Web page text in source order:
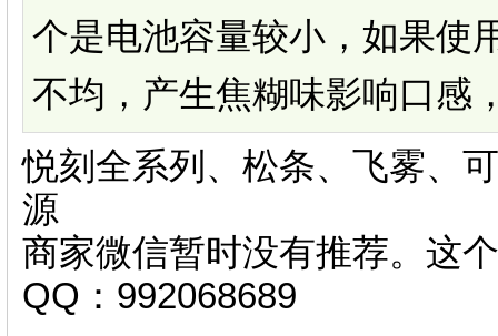
个是电池容量较小，如果使
不均，产生焦糊味影响口感
悦刻全系列、松条、飞雾、
源
商家微信暂时没有推荐。这
QQ：992068689